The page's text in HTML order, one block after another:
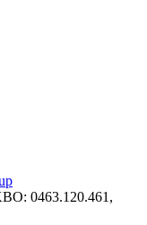
0463.120.461,